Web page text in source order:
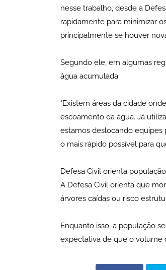
nesse trabalho, desde a
rapidamente para minimizar
principalmente se houver
Segundo ele, em algumas
água acumulada.
"Existem áreas da cidade
escoamento da água. Já
estamos deslocando equipes
o mais rápido possível para
Defesa Civil orienta população
A Defesa Civil orienta que
árvores caídas ou risco
Enquanto isso, a população
expectativa de que o volume